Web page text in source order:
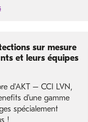
sur mesure
et leurs équipes
d'AKT – CCI LVN,
d'une gamme
spécialement
!